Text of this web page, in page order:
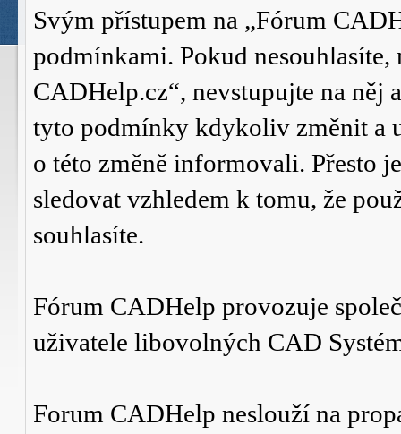
Svým přístupem na „Fórum
podmínkami. Pokud
CADHelp.cz“, nevstupujte na něj
tyto podmínky kdykoliv změnit a
o této změně informovali. Přesto
sledovat vzhledem k tomu, že
souhlasíte.
Fórum CADHelp provozuje
uživatele libovolných CAD
Forum CADHelp neslouží na